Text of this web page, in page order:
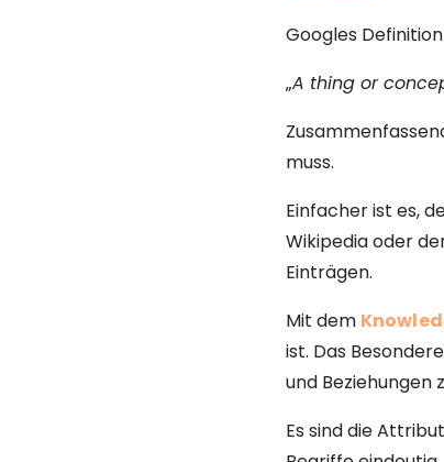
Googles
„A thing or
muss.
Einfacher ist es,
Wikipedia oder
Einträgen.
Mit dem
ist. Das
und Beziehungen
Es sind die